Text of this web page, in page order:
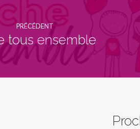
PRÉCÉDENT
tous ensemble